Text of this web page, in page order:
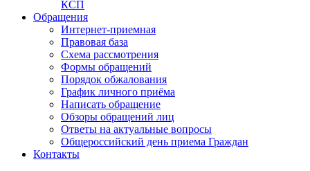
КСП
Обращения
Интернет-приемная
Правовая база
Схема рассмотрения
Формы обращений
Порядок обжалования
График личного приёма
Написать обращение
Обзоры обращений лиц
Ответы на актуальные вопросы
Общероссийский день приема Граждан
Контакты